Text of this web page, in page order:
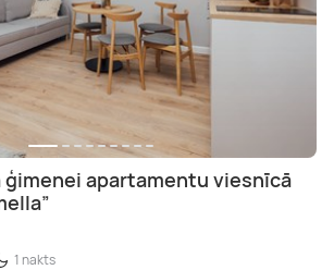
apartamentu viesnīcā
1 nakts